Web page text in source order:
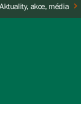
Aktuality, akce, média